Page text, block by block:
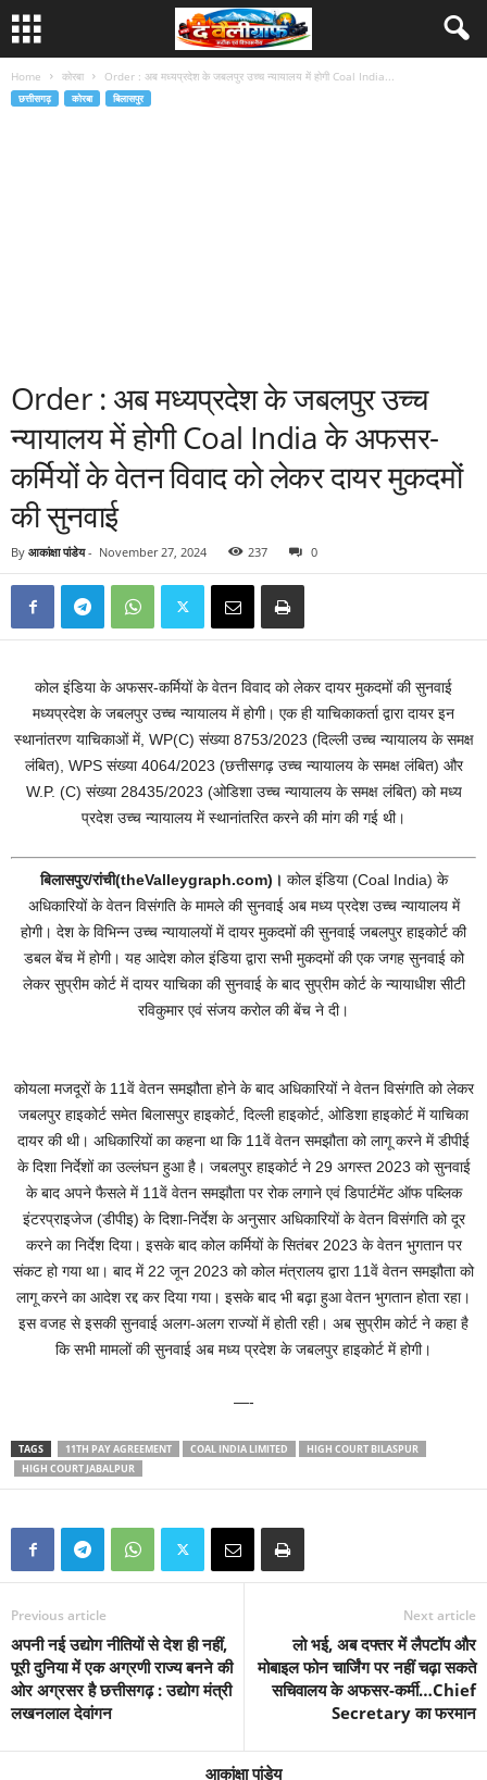
Home कोरबा Order : अब मध्यप्रदेश के जबलपुर उच्च न्यायालय में होगी Coal India...
छत्तीसगढ़ कोरबा बिलासपुर
Order : अब मध्यप्रदेश के जबलपुर उच्च
न्यायालय में होगी Coal India के अफसर-
कर्मियों के वेतन विवाद को लेकर दायर मुकदमों
की सुनवाई
By आकांक्षा पांडेय- November 27, 2024 237 0
कोल इंडिया के अफसर-कर्मियों के वेतन विवाद को लेकर दायर मुकदमों की सुनवाई
मध्यप्रदेश के जबलपुर उच्च न्यायालय में होगी। एक ही याचिकाकर्ता द्वारा दायर इन
स्थानांतरण याचिकाओं में, WP(C) संख्या 8753/2023 (दिल्ली उच्च न्यायालय के समक्ष
लंबित), WPS संख्या 4064/2023 (छत्तीसगढ़ उच्च न्यायालय के समक्ष लंबित) और
W.P. (C) संख्या 28435/2023 (ओडिशा उच्च न्यायालय के समक्ष लंबित) को मध्य
प्रदेश उच्च न्यायालय में स्थानांतरित करने की मांग की गई थी।
बिलासपुर/रांची(theValleygraph.com)। कोल इंडिया (Coal India) के
अधिकारियों के वेतन विसंगति के मामले की सुनवाई अब मध्य प्रदेश उच्च न्यायालय में
होगी। देश के विभिन्न उच्च न्यायालयों में दायर मुकदमों की सुनवाई जबलपुर हाइकोर्ट की
डबल बेंच में होगी। यह आदेश कोल इंडिया द्वारा सभी मुकदमों की एक जगह सुनवाई को
लेकर सुप्रीम कोर्ट में दायर याचिका की सुनवाई के बाद सुप्रीम कोर्ट के न्यायाधीश सीटी
रविकुमार एवं संजय करोल की बेंच ने दी।
कोयला मजदूरों के 11वें वेतन समझौता होने के बाद अधिकारियों ने वेतन विसंगति को लेकर
जबलपुर हाइकोर्ट समेत बिलासपुर हाइकोर्ट, दिल्ली हाइकोर्ट, ओडिशा हाइकोर्ट में याचिका
दायर की थी। अधिकारियों का कहना था कि 11वें वेतन समझौता को लागू करने में डीपीई
के दिशा निर्देशों का उल्लंघन हुआ है। जबलपुर हाइकोर्ट ने 29 अगस्त 2023 को सुनवाई
के बाद अपने फैसले में 11वें वेतन समझौता पर रोक लगाने एवं डिपार्टमेंट ऑफ पब्लिक
इंटरप्राइजेज (डीपीइ) के दिशा-निर्देश के अनुसार अधिकारियों के वेतन विसंगति को दूर
करने का निर्देश दिया। इसके बाद कोल कर्मियों के सितंबर 2023 के वेतन भुगतान पर
संकट हो गया था। बाद में 22 जून 2023 को कोल मंत्रालय द्वारा 11वें वेतन समझौता को
लागू करने का आदेश रद्द कर दिया गया। इसके बाद भी बढ़ा हुआ वेतन भुगतान होता रहा।
इस वजह से इसकी सुनवाई अलग-अलग राज्यों में होती रही। अब सुप्रीम कोर्ट ने कहा है
कि सभी मामलों की सुनवाई अब मध्य प्रदेश के जबलपुर हाइकोर्ट में होगी।
—-
TAGS 11TH PAY AGREEMENT COAL INDIA LIMITED
HIGH COURT BILASPUR
HIGH COURT JABALPUR
Previous article
अपनी नई उद्योग नीतियों से देश ही नहीं,
पूरी दुनिया में एक अग्रणी राज्य बनने की
ओर अग्रसर है छत्तीसगढ़ : उद्योग मंत्री
लखनलाल देवांगन
Next article
लो भई, अब दफ्तर में लैपटॉप और
मोबाइल फोन चार्जिंग पर नहीं चढ़ा सकते
सचिवालय के अफसर-कर्मी…Chief
Secretary का फरमान
आकांक्षा पांडेय